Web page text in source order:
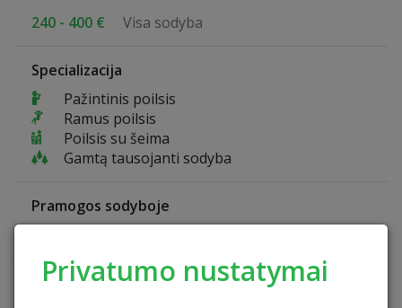
Privatumo nustatymai
240 - 400 €
Visa sodyba
Specializacija
Pažintinis poilsis
Ramus poilsis
Poilsis su šeima
Gamtą tausojanti sodyba
Pramogos sodyboje
Sodybos privalumai